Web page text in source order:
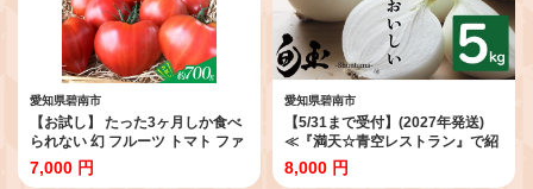
愛知県碧南市
【お試し】 たった3ヶ月しか食べ
られない 幻 フルーツ トマト ファ
ーストトマト 容量 約700g 特に美
味しい 3月 ～ 5月 限定発送 長田
7,000 円
愛知県碧南市
【5/31まで受付】(2027年発送)
≪『満天☆青空レストラン』で紹
介されました！≫新玉ねぎ 生がお
いしい 神重農産のブランド玉ねぎ
8,000 円